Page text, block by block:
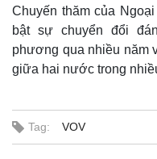
Chuyến thăm của
bật sự chuyển đổi
phương qua nhiều năm
giữa hai nước trong
Tag: VOV